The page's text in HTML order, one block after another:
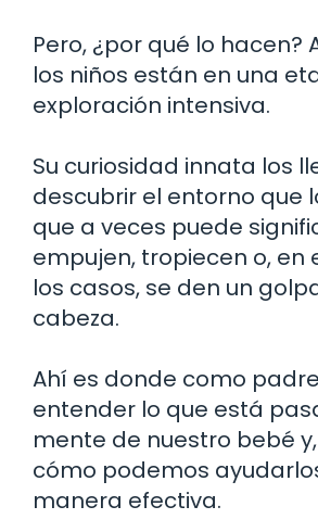
Pero, ¿por qué lo hacen?
los niños están en una
exploración intensiva.
Su curiosidad innata los
descubrir el entorno que
que a veces puede
empujen, tropiecen o, en
los casos, se den un
cabeza.
Ahí es donde como
entender lo que está
mente de nuestro bebé
cómo podemos
manera efectiva.